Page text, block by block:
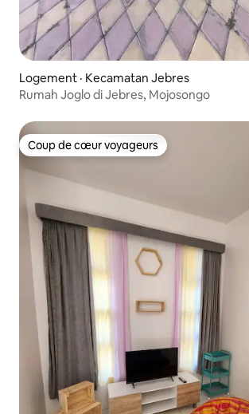
Logement · Kecamatan Jebres
Rumah Joglo di Jebres, Mojosongo
Coup de cœur voyageurs
Coup de cœur voyageurs